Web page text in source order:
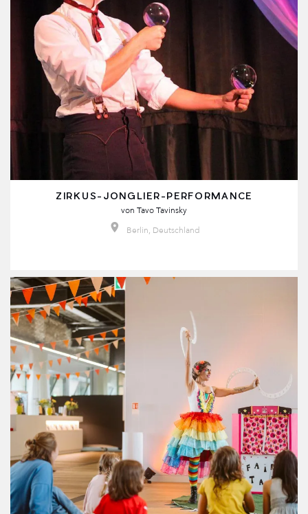
ZIRKUS-JONGLIER-PERFORMANCE
von Tavo Tavinsky
Berlin, Deutschland